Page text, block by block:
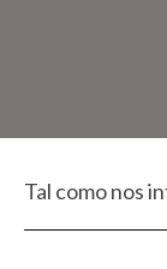
Tal como nos